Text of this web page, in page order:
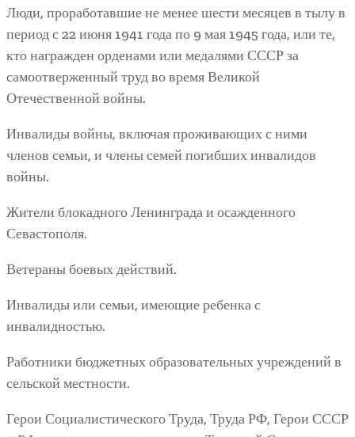
Люди, проработавшие не менее шести месяцев в тылу в
период с 22 июня 1941 года по 9 мая 1945 года, или те,
кто награжден орденами или медалями СССР за
самоотверженный труд во время Великой
Отечественной войны.
Инвалиды войны, включая проживающих с ними
членов семьи, и члены семей погибших инвалидов
войны.
Жители блокадного Ленинграда и осажденного
Севастополя.
Ветераны боевых действий.
Инвалиды или семьи, имеющие ребенка с
инвалидностью.
Работники бюджетных образовательных учреждений в
сельской местности.
Герои Социалистического Труда, Труда РФ, Герои СССР